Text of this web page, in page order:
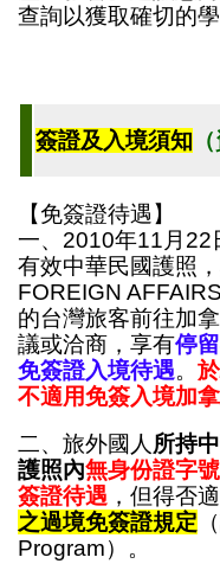
查詢以獲取確切的
簽證及入境須知
【免簽證待遇】
一、2010年11月22
有效中華民國護照
FOREIGN
的台灣旅客前往加
議或洽商，享有停
免簽證入境待遇。
不適用免簽入境加拿
二、旅外國人所持
護照內無身份證字
簽證待遇 ，但得否
之過境免簽證規定
Program）。